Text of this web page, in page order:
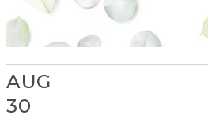
AUG
30